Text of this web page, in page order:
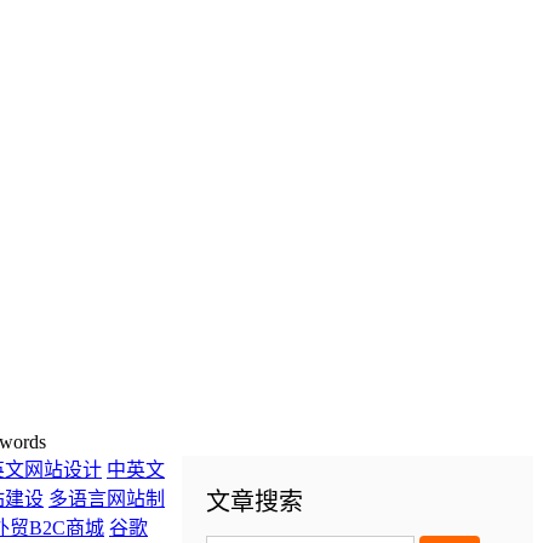
文章搜索
文网站设计 中英文
建设 多语言网站制
贸B2C商城 谷歌